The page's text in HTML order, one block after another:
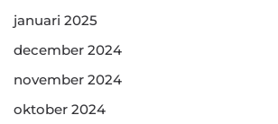
januari 2025
december 2024
november 2024
oktober 2024